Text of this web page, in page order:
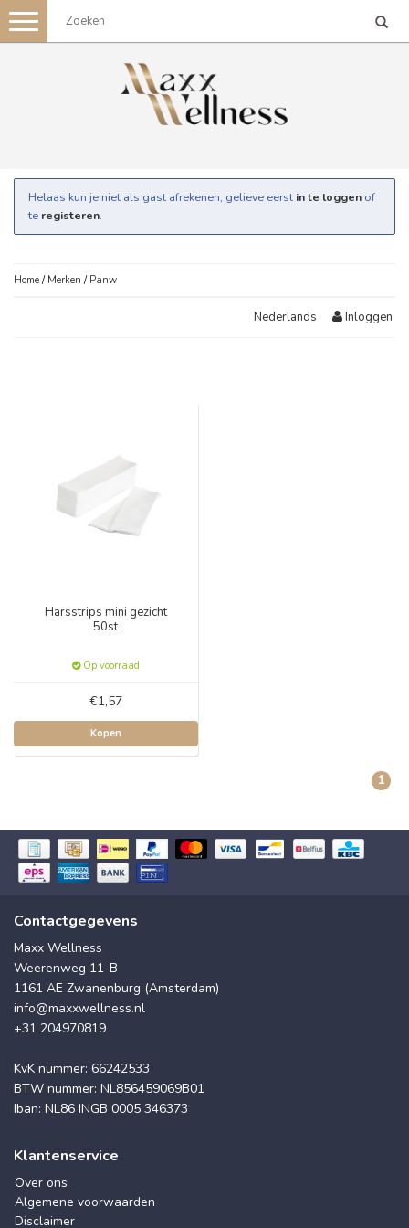
Toggle
navigation
Helaas kun je niet als gast afrekenen, gelieve eerst in te loggen of
te registeren.
Home / Merken / Panw
Nederlands Inloggen
Harsstrips mini gezicht
50st
Op voorraad
€1,57
Kopen
1
Contactgegevens
Maxx Wellness
Weerenweg 11-B
1161 AE Zwanenburg (Amsterdam)
info@maxxwellness.nl
+31 204970819
KvK nummer: 66242533
BTW nummer: NL856459069B01
Iban: NL86 INGB 0005 346373
Klantenservice
Over ons
Algemene voorwaarden
Disclaimer